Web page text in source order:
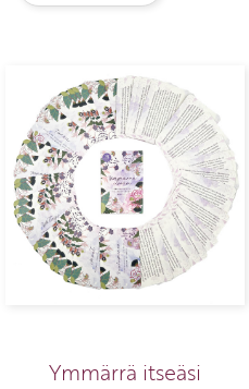
Ymmärrä itseäsi